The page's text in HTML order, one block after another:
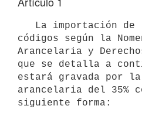
códigos según la
Arancelaria y
que se detalla a
estará gravada por
arancelaria del 35%
siguiente forma: